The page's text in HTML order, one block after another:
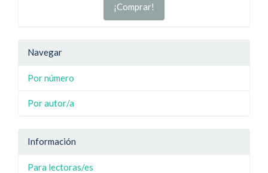
¡Comprar!
Navegar
Por número
Por autor/a
Información
Para lectoras/es